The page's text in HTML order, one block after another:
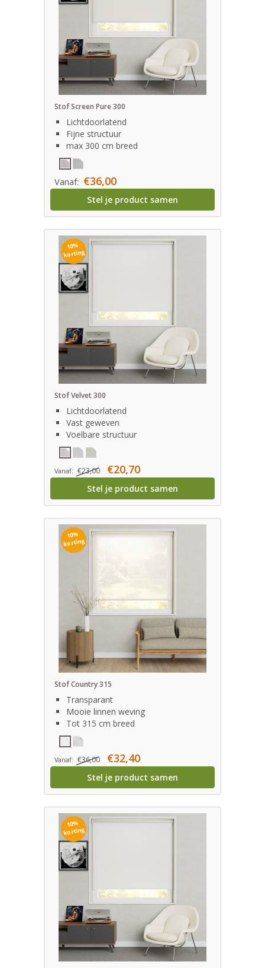
Stof Screen Pure 300
Lichtdoorlatend
Fijne structuur
max 300 cm breed
Vanaf: €36,00
Stel je product samen
10%
korting
Stof Velvet 300
Lichtdoorlatend
Vast geweven
Voelbare structuur
Vanaf: €23,00 €20,70
Stel je product samen
10%
korting
Stof Country 315
Transparant
Mooie linnen weving
Tot 315 cm breed
Vanaf: €36,00 €32,40
Stel je product samen
10%
korting